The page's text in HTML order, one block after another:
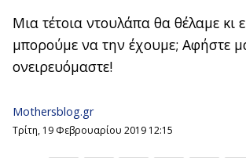
Μια τέτοια ντουλάπα θα θέλαμε κι
μπορούμε να την έχουμε; Αφήστε
ονειρευόμαστε!
Mothersblog.gr
Τρίτη, 19 Φεβρουαρίου 2019 12:15